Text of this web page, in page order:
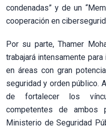
condenadas” y de un
cooperación en
Por su parte, Thamer
trabajará intensamente
en áreas con gran
seguridad y orden público.
de fortalecer los
competentes de ambos
Ministerio de Seguridad